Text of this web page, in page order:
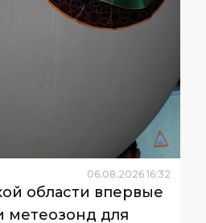
32
области впервые
метеозонд для
атмосферы
аэрологические